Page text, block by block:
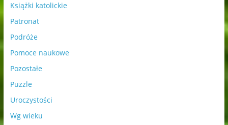
Książki katolickie
Patronat
Podróże
Pomoce naukowe
Pozostałe
Puzzle
Uroczystości
Wg wieku